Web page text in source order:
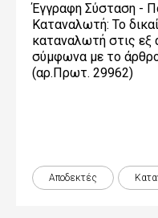
Έγγραφη Σύσταση -
Καταναλωτή: Το
καταναλωτή στις
σύμφωνα με το
(αρ.Πρωτ. 29962)
Αποδεκτές